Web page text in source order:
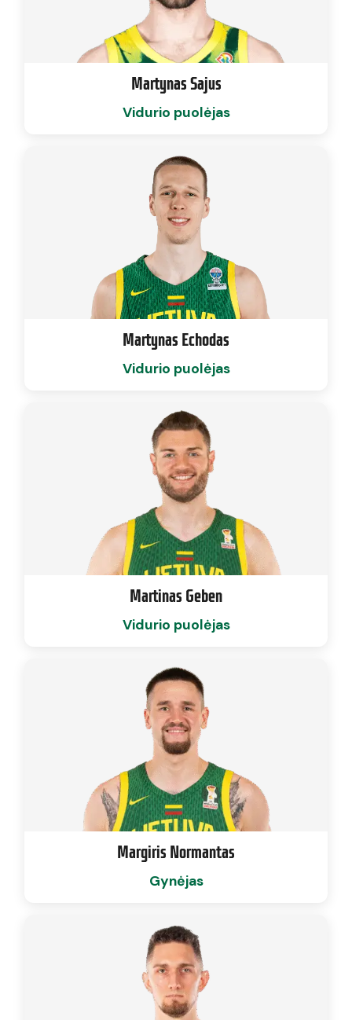
Martynas Sajus
Vidurio puolėjas
Martynas Echodas
Vidurio puolėjas
Martinas Geben
Vidurio puolėjas
Margiris Normantas
Gynėjas